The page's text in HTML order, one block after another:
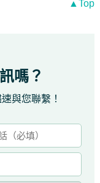
▲Top
嗎？
與您聯繫！